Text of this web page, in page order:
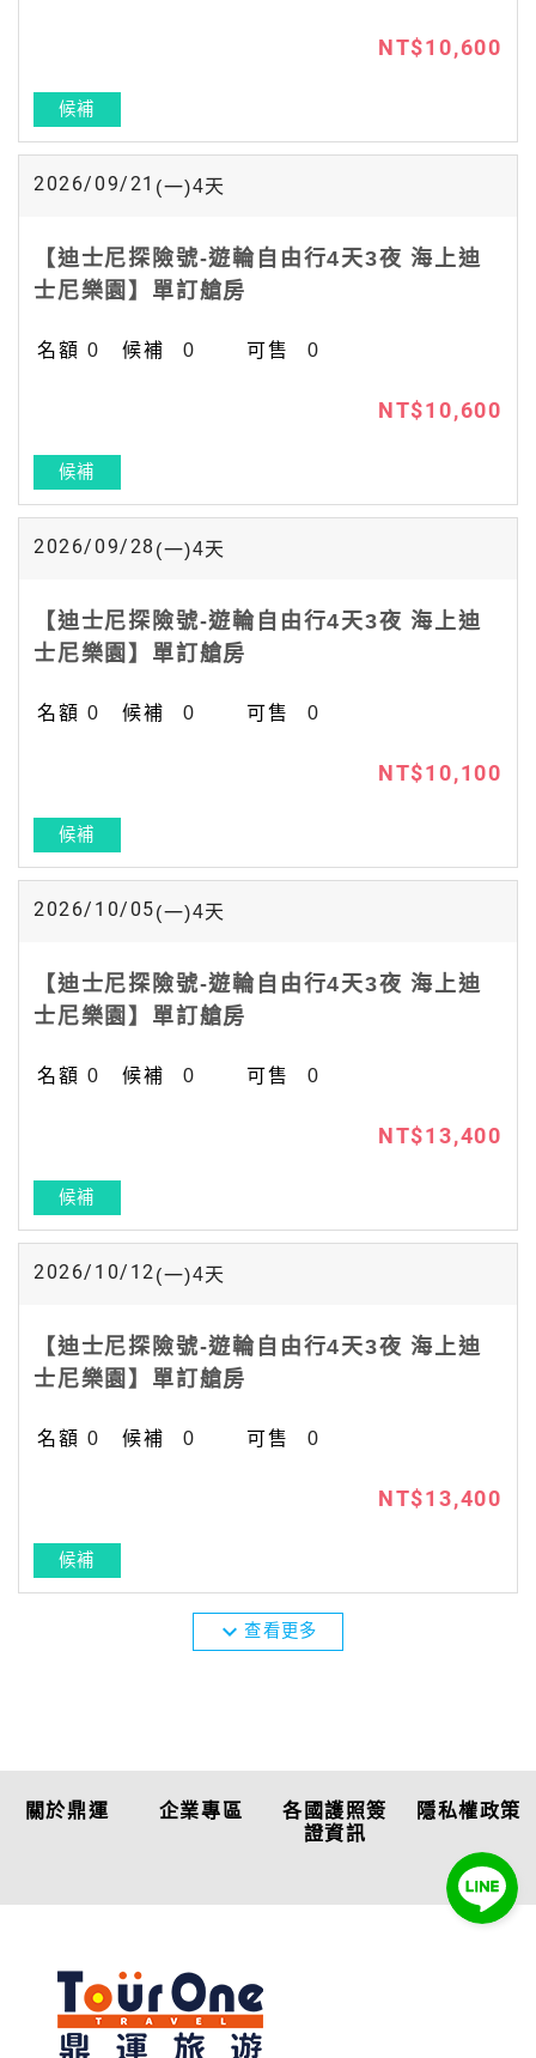
NT$10,600
候補
2026/09/21 (一)4天
【迪士尼探險號-遊輪自由行4天3夜 海上迪
士尼樂園】單訂艙房
0 0 0
NT$10,600
候補
2026/09/28 (一)4天
【迪士尼探險號-遊輪自由行4天3夜 海上迪
士尼樂園】單訂艙房
0 0 0
NT$10,100
候補
2026/10/05(一)4天
【迪士尼探險號-遊輪自由行4天3夜 海上迪
士尼樂園】單訂艙房
0 0 0
NT$13,400
候補
2026/10/12(一)4天
【迪士尼探險號-遊輪自由行4天3夜 海上迪
士尼樂園】單訂艙房
0 0 0
NT$13,400
候補
expand_more查看更多
關於鼎運 企業專區
各國護照簽
證資訊
隱私權政策